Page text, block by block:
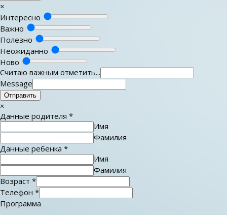
×
Интересно
Важно
Полезно
Неожиданно
Ново
Считаю важным отметить...
Message
Отправить
×
Данные родителя *
Имя
Фамилия
Данные ребенка *
Имя
Фамилия
Возраст *
Телефон *
Программа